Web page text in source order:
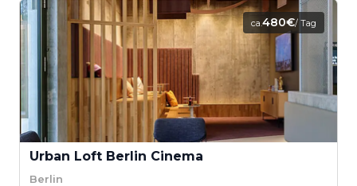
ca.480€/ Tag
Urban Loft Berlin Cinema
Berlin